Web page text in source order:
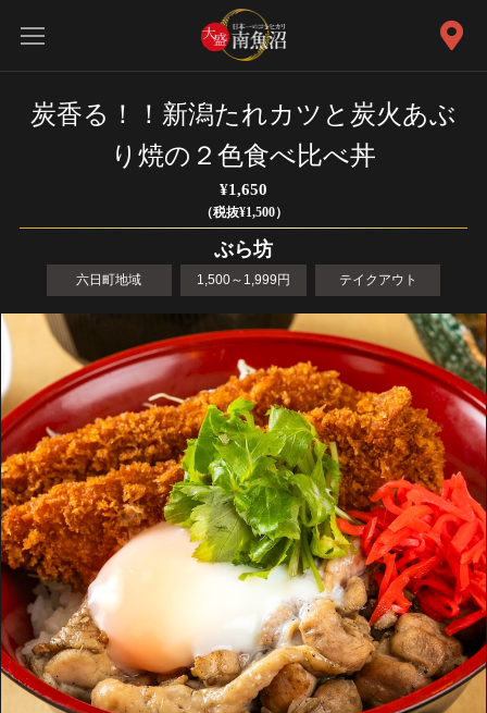
炭香る！！新潟たれカツと炭火あぶ
り焼の２色食べ比べ丼
¥1,650
（税抜¥1,500）
ぶら坊
六日町地域 1,500～1,999円 テイクアウト